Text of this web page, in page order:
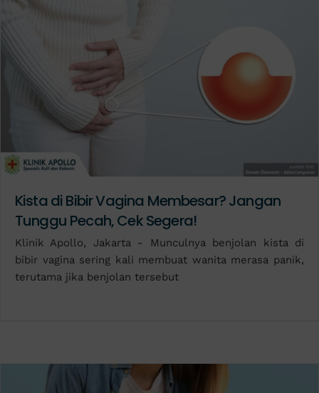
Kista di Bibir Vagina Membesar? Jangan
Tunggu Pecah, Cek Segera!
Klinik Apollo, Jakarta - Munculnya benjolan kista di
bibir vagina sering kali membuat wanita merasa panik,
terutama jika benjolan tersebut